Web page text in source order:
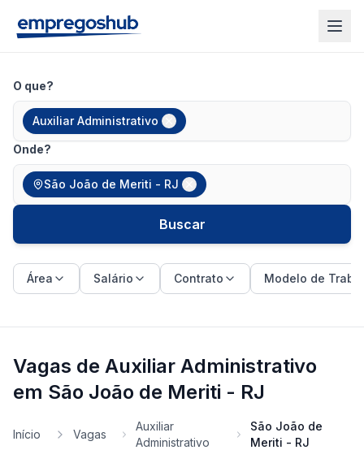
O que?
Auxiliar Administrativo
Onde?
São João de Meriti - RJ
Buscar
Área Salário Contrato Modelo de
Vagas de Auxiliar Administrativo
em São João de Meriti - RJ
Início Vagas
Auxiliar
Administrativo
São João de
Meriti - RJ